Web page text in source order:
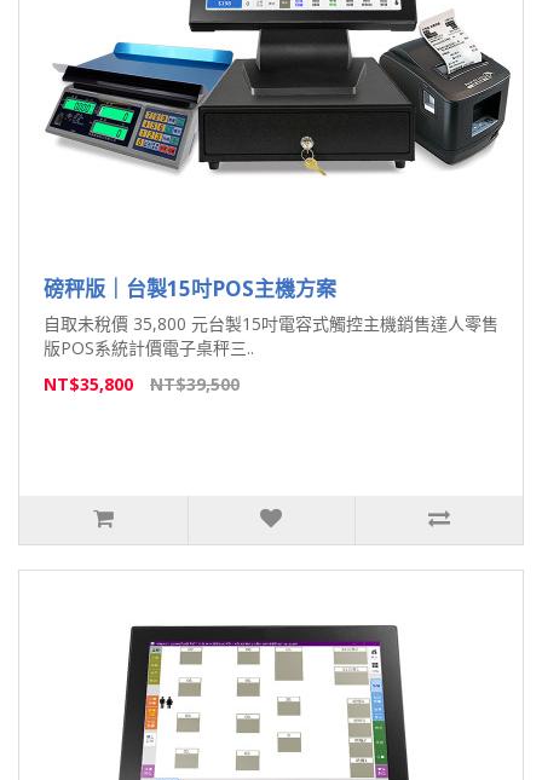
磅秤版｜台製15吋POS主機方案
自取未稅價 35,800 元台製15吋電容式觸控主機銷售達人零售
版POS系統計價電子桌秤三..
NT$35,800
NT$39,500